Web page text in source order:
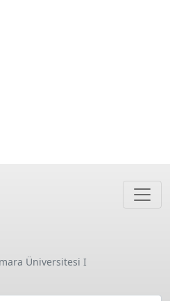
Üniversitesi I